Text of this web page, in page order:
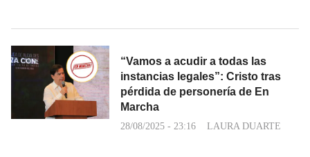
“Vamos a acudir a todas las
instancias legales”: Cristo tras
pérdida de personería de En
Marcha
28/08/2025 - 23:16 LAURA DUARTE